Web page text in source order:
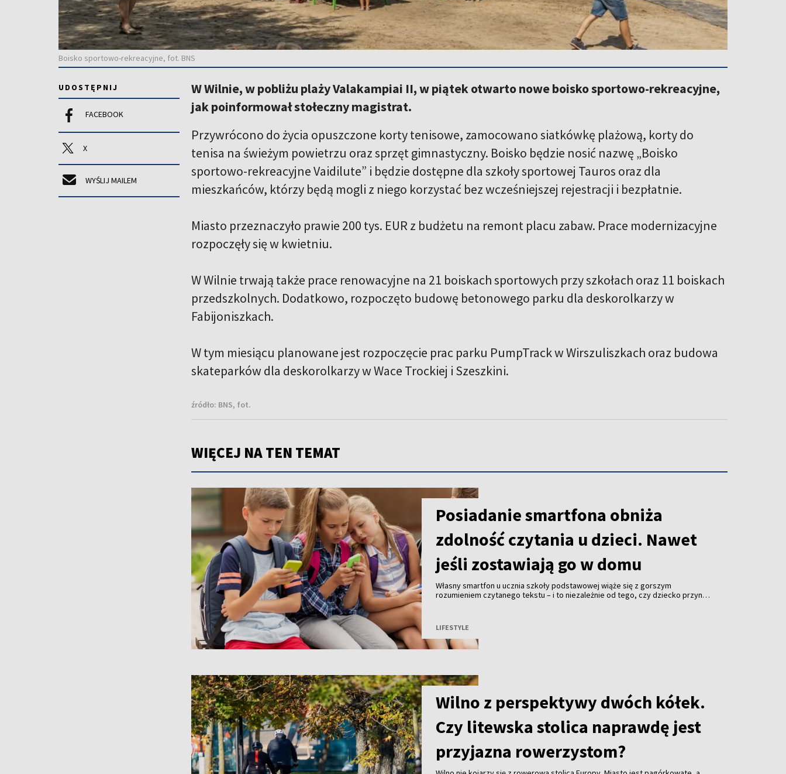
Boisko sportowo-rekreacyjne, fot. BNS
UDOSTĘPNIJ
FACEBOOK
X
WYŚLIJ MAILEM
W Wilnie, w pobliżu plaży Valakampiai II, w piątek otwarto nowe boisko sportowo-rekreacyjne,
jak poinformował stołeczny magistrat.
Przywrócono do życia opuszczone korty tenisowe, zamocowano siatkówkę plażową, korty do
tenisa na świeżym powietrzu oraz sprzęt gimnastyczny. Boisko będzie nosić nazwę „Boisko
sportowo-rekreacyjne Vaidilute” i będzie dostępne dla szkoły sportowej Tauros oraz dla
mieszkańców, którzy będą mogli z niego korzystać bez wcześniejszej rejestracji i bezpłatnie.
Miasto przeznaczyło prawie 200 tys. EUR z budżetu na remont placu zabaw. Prace modernizacyjne
rozpoczęły się w kwietniu.
W Wilnie trwają także prace renowacyjne na 21 boiskach sportowych przy szkołach oraz 11 boiskach
przedszkolnych. Dodatkowo, rozpoczęto budowę betonowego parku dla deskorolkarzy w
Fabijoniszkach.
W tym miesiącu planowane jest rozpoczęcie prac parku PumpTrack w Wirszuliszkach oraz budowa
skateparków dla deskorolkarzy w Wace Trockiej i Szeszkini.
źródło: BNS, fot.
WIĘCEJ NA TEN TEMAT
Posiadanie smartfona obniża
zdolność czytania u dzieci. Nawet
jeśli zostawiają go w domu
Własny smartfon u ucznia szkoły podstawowej wiąże się z gorszym
rozumieniem czytanego tekstu – i to niezależnie od tego, czy dziecko przynosi
czasopismo naukowe „Behavioral Sciences”.
LIFESTYLE
Wilno z perspektywy dwóch kółek.
Czy litewska stolica naprawdę jest
przyjazna rowerzystom?